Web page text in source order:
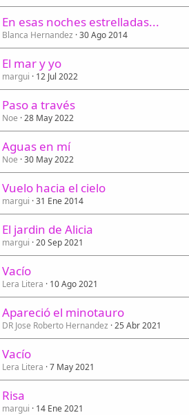
En esas noches estrelladas...
Blanca Hernandez 30 Ago 2014
El mar y yo
margui 12 Jul 2022
Paso a través
Noe 28 May 2022
Aguas en mí
Noe 30 May 2022
Vuelo hacia el cielo
margui 31 Ene 2014
El jardin de Alicia
margui 20 Sep 2021
Vacío
Lera Litera 10 Ago 2021
Apareció el minotauro
DR Jose Roberto Hernandez 25 Abr 2021
Vacío
Lera Litera 7 May 2021
Risa
margui 14 Ene 2021